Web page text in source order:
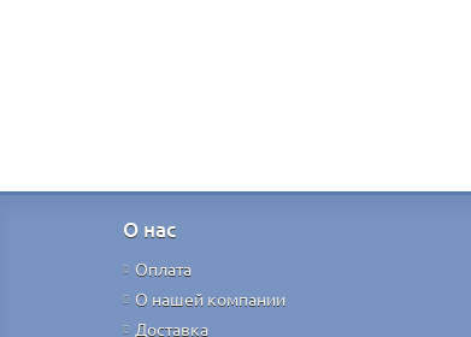
О нас
Оплата
О нашей компании
Доставка